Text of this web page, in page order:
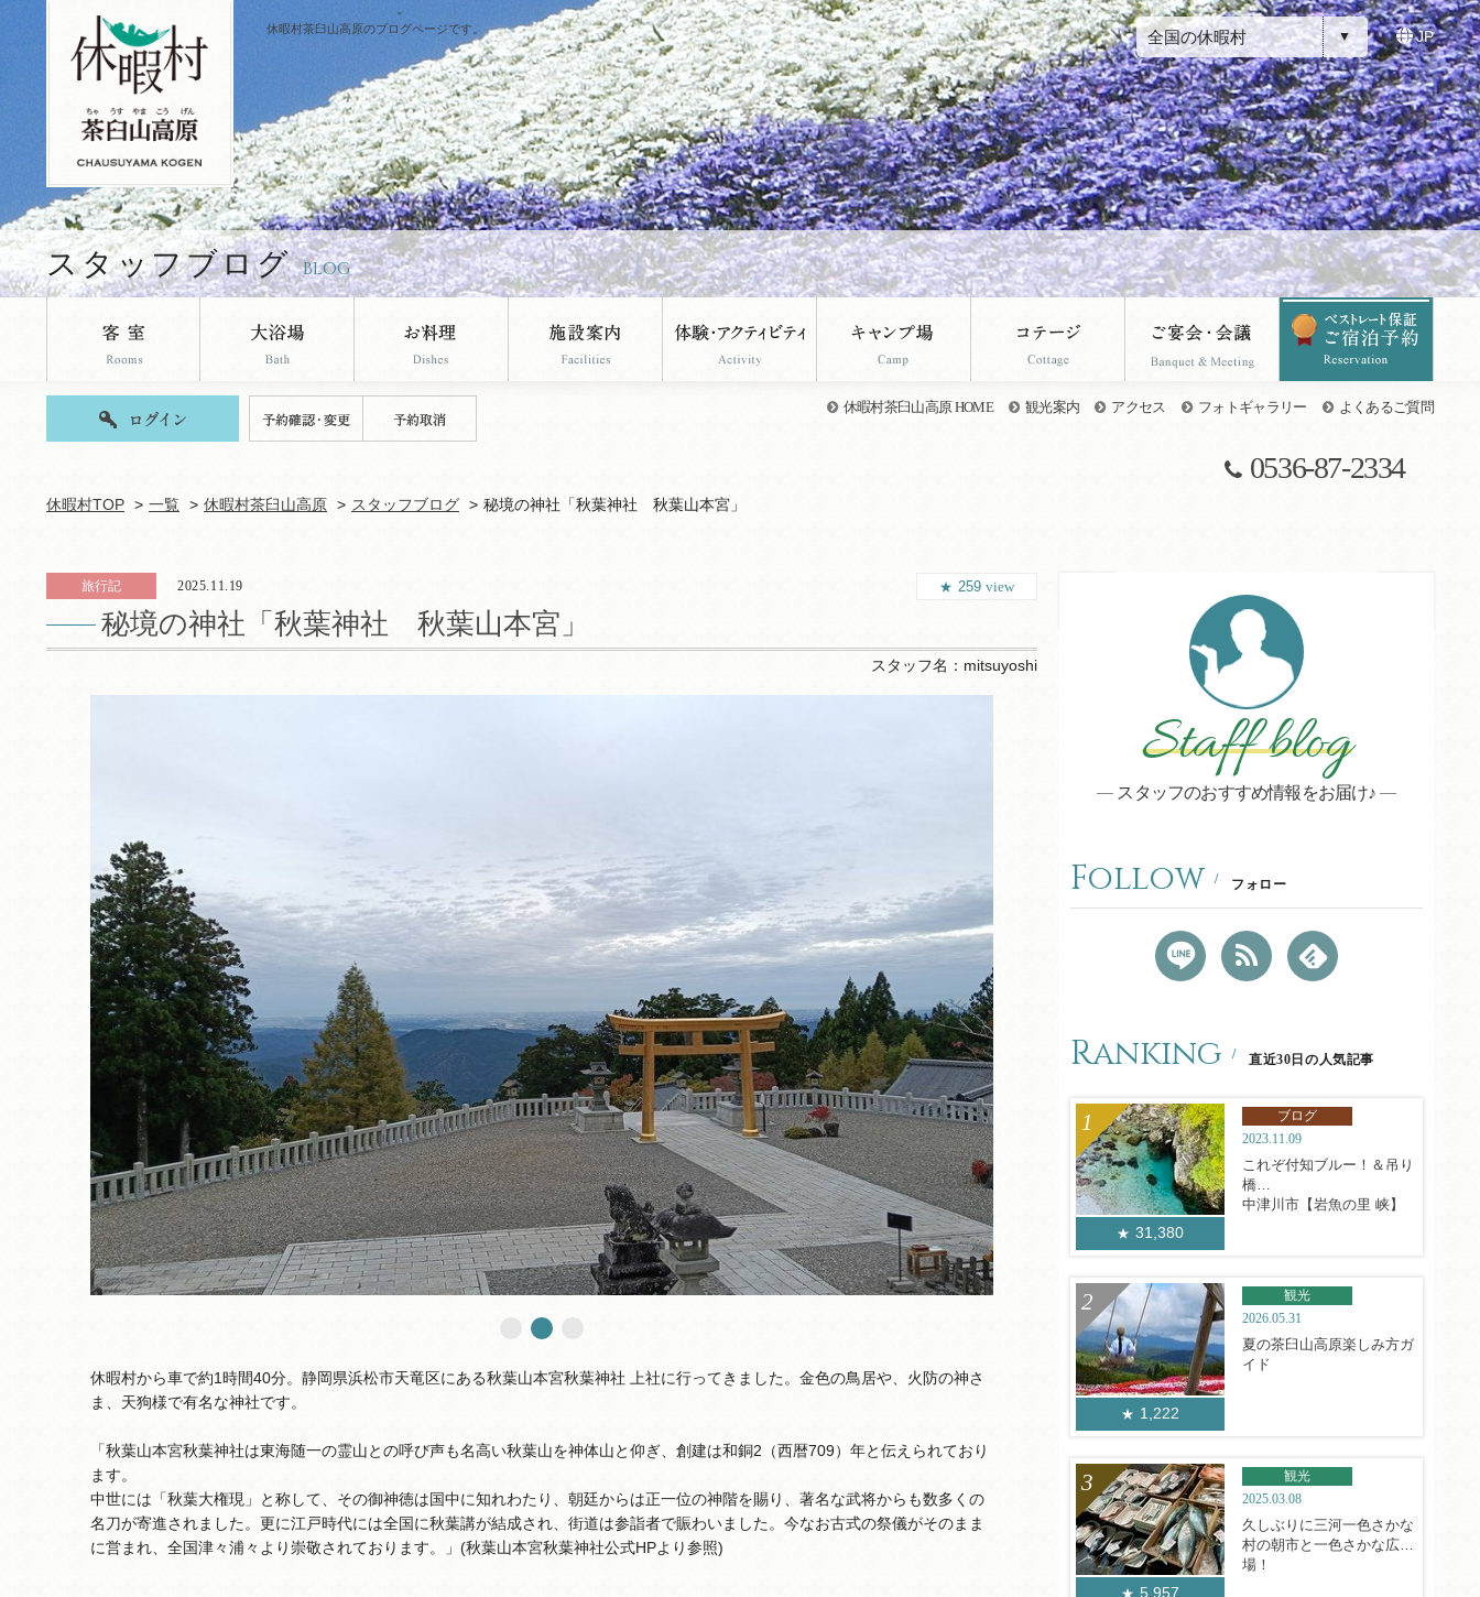
休暇村茶臼山高原のブログページです。 全国の休暇村 JP
スタッフブログ BLOG
休暇村茶臼山高原 HOME 観光案内 アクセス フォトギャラリー よくあるご質問
0536-87-2334
休暇村TOP 一覧 休暇村茶臼山高原 スタッフブログ 秘境の神社「秋葉神社 秋葉山本宮」
旅行記 2025.11.19
秘境の神社「秋葉神社 秋葉山本宮」
259 view
スタッフ名： mitsuyoshi
休暇村から車で約1時間40分。静岡県浜松市天竜区にある秋葉山本宮秋葉神社 上社に行ってきました。金色の鳥居や、火防の神さ
ま、天狗様で有名な神社です。
「秋葉山本宮秋葉神社は東海随一の霊山との呼び声も名高い秋葉山を神体山と仰ぎ、創建は和銅2（西暦709）年と伝えられており
ます。
中世には「秋葉大権現」と称して、その御神徳は国中に知れわたり、朝廷からは正一位の神階を賜り、著名な武将からも数多くの
名刀が寄進されました。更に江戸時代には全国に秋葉講が結成され、街道は参詣者で賑わいました。今なお古式の祭儀がそのまま
に営まれ、全国津々浦々より崇敬されております。」(秋葉山本宮秋葉神社公式HPより参照)
Staff blog
スタッフのおすすめ情報をお届け♪
Follow フォロー
Ranking 直近30日の人気記事
31,380
ブログ
2023.11.09
これぞ付知ブルー！＆吊り
橋
中津川市【岩魚の里 峡】
1,222
観光
2026.05.31
夏の茶臼山高原楽しみ方ガ
イド
5,957
観光
2025.03.08
久しぶりに三河一色さかな
村の朝市と一色さかな広
場！